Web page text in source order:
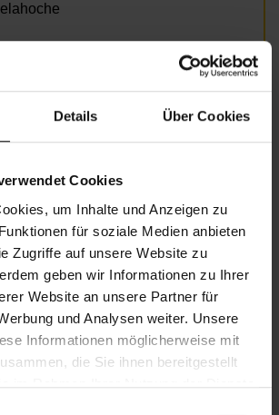
Details Über Cookies
Cookies
um Inhalte und Anzeigen zu
für soziale Medien anbieten
Zugriffe auf unsere Website zu
geben wir Informationen zu Ihrer
Website an unsere Partner für
und Analysen weiter. Unsere
Informationen möglicherweise mit
die Sie ihnen bereitgestellt
im Rahmen Ihrer Nutzung der Dienste
Montag, 26.01.2026,10.00 -
12.00
€ 2,00
Nachbarschaftszentrum 07
07